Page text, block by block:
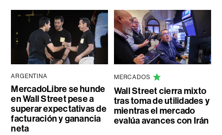
ARGENTINA
MercadoLibre se hunde
en Wall Street pese a
superar expectativas de
facturación y ganancia
neta
MERCADOS
Wall Street cierra mixto
tras toma de utilidades y
mientras el mercado
evalúa avances con Irán